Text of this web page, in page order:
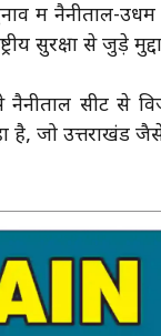
में नैनीताल-उधम
सुरक्षा से जुड़े
सीट से
है, जो उत्तराखंड